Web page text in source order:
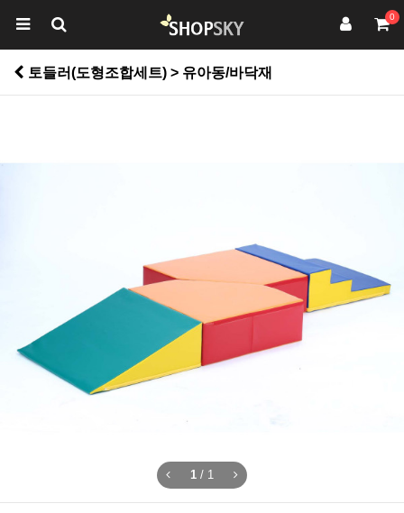
0
토들러(도형조합세트) > 유아동/바닥재
1 / 1